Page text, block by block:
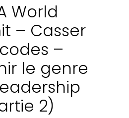
World
– Casser
–
le genre
2)